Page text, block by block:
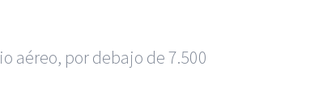
aéreo, por debajo de 7.500